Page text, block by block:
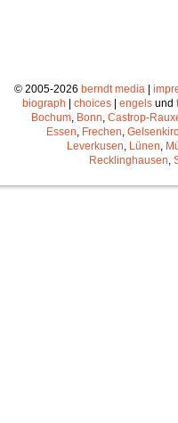
© 2005-2026 berndt media |
biograph | choices | engels und
Bochum Bonn Castrop-
Essen Frechen
Leverkusen Lünen
Recklinghausen